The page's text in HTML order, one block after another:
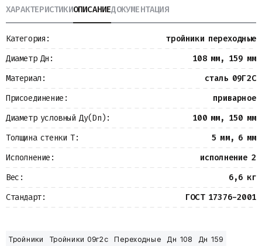
Металлопрокат
Измерительные приборы
Баки
Детали трубопроводов
Водомерные узлы
Запорная арматура
ХАРАКТЕРИСТИКИОПИСАНИЕДОКУМЕНТАЦИЯ
Категория:
тройники переходные
Диаметр Дн:
108 мм, 159 мм
Материал:
сталь 09Г2С
Присоединение:
приварное
Диаметр условный Ду(Dn):
100 мм, 150 мм
Толщина стенки Т:
5 мм, 6 мм
Исполнение:
исполнение 2
Вес:
6,6 кг
Стандарт:
ГОСТ 17376-2001
Тройники Тройники 09г2с Переходные Дн 108
Дн 159